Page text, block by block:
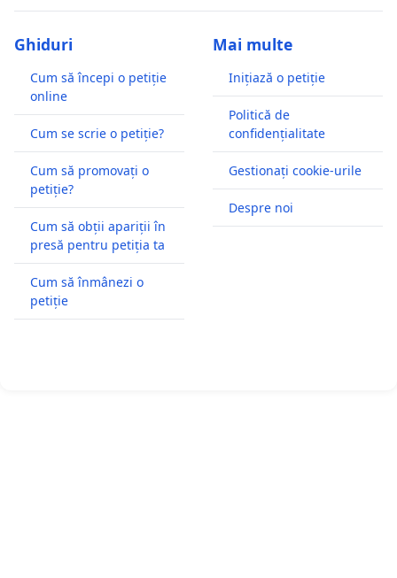
Ghiduri
Cum să începi o petiție
online
Cum se scrie o petiție?
Cum să promovați o
petiție?
Cum să obții apariții în
presă pentru petiția ta
Cum să înmânezi o
petiție
Mai multe
Inițiază o petiție
Politică de
confidențialitate
Gestionați cookie-urile
Despre noi